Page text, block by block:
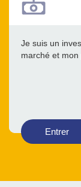
Je suis un
marché et
Entrer